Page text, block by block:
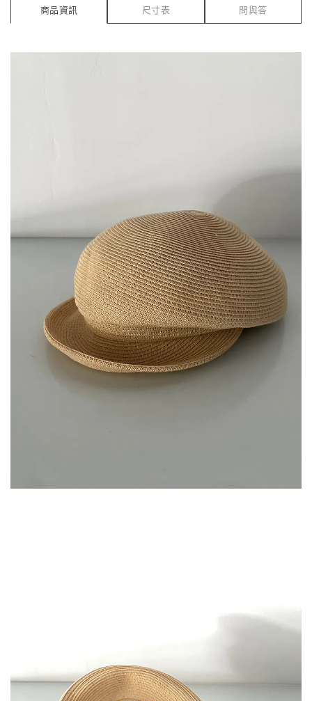
商品資訊 尺寸表 問與答